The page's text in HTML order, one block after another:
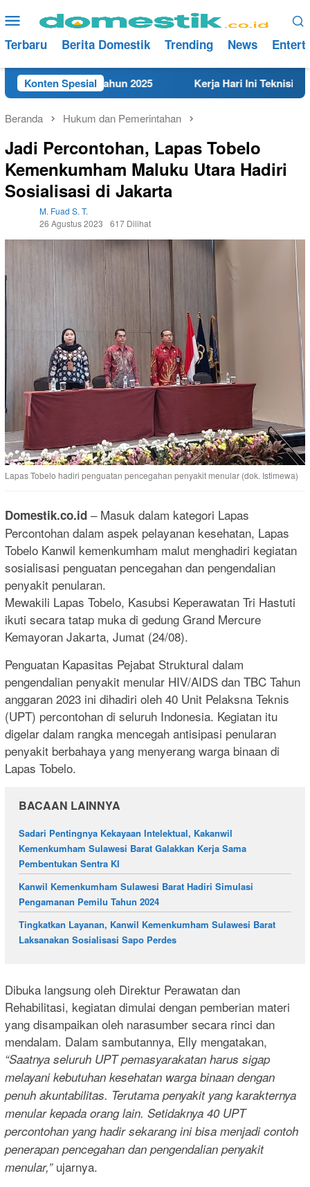
ke
konten
Menu
Mobile
Terbaru Berita Domestik Trending News
Konten Spesial
di Rembang Tahun 2025 Kerja Hari Ini Teknisi/
Beranda Hukum dan Pemerintahan
Jadi Percontohan, Lapas Tobelo
Kemenkumham Maluku Utara Hadiri
Sosialisasi di Jakarta
M. Fuad S. T.
26 Agustus 2023
617 Dilihat
Lapas Tobelo hadiri penguatan pencegahan penyakit menular (dok. Istimewa)
Domestik.co.id – Masuk dalam kategori Lapas
Percontohan dalam aspek pelayanan kesehatan, Lapas
Tobelo Kanwil kemenkumham malut menghadiri kegiatan
sosialisasi penguatan pencegahan dan pengendalian
penyakit penularan.
Mewakili Lapas Tobelo, Kasubsi Keperawatan Tri Hastuti
ikuti secara tatap muka di gedung Grand Mercure
Kemayoran Jakarta, Jumat (24/08).
Penguatan Kapasitas Pejabat Struktural dalam
pengendalian penyakit menular HIV/AIDS dan TBC Tahun
anggaran 2023 ini dihadiri oleh 40 Unit Pelaksna Teknis
(UPT) percontohan di seluruh Indonesia. Kegiatan itu
digelar dalam rangka mencegah antisipasi penularan
penyakit berbahaya yang menyerang warga binaan di
Lapas Tobelo.
BACAAN LAINNYA
Sadari Pentingnya Kekayaan Intelektual, Kakanwil
Kemenkumham Sulawesi Barat Galakkan Kerja Sama
Pembentukan Sentra KI
Kanwil Kemenkumham Sulawesi Barat Hadiri Simulasi
Pengamanan Pemilu Tahun 2024
Tingkatkan Layanan, Kanwil Kemenkumham Sulawesi Barat
Laksanakan Sosialisasi Sapo Perdes
Dibuka langsung oleh Direktur Perawatan dan
Rehabilitasi, kegiatan dimulai dengan pemberian materi
yang disampaikan oleh narasumber secara rinci dan
mendalam. Dalam sambutannya, Elly mengatakan,
“Saatnya seluruh UPT pemasyarakatan harus sigap
melayani kebutuhan kesehatan warga binaan dengan
penuh akuntabilitas. Terutama penyakit yang karakternya
menular kepada orang lain. Setidaknya 40 UPT
percontohan yang hadir sekarang ini bisa menjadi contoh
penerapan pencegahan dan pengendalian penyakit
menular,” ujarnya.